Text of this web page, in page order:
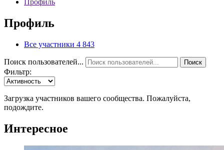
Профиль
Профиль
Все участники 4 843
Поиск пользователей... Поиск
Фильтр:
Загрузка участников вашего сообщества. Пожалуйста,
подождите.
Интересное